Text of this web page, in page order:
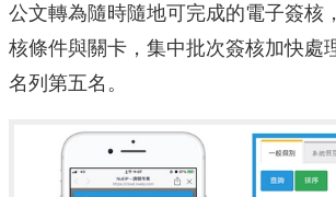
公文轉為隨時隨地可完成的電子簽核
核條件與關卡，集中批次簽核加快處
名列第五名。